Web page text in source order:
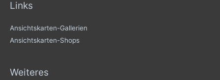
Links
Ansichtskarten-Gallerien
Ansichtskarten-Shops
Weiteres